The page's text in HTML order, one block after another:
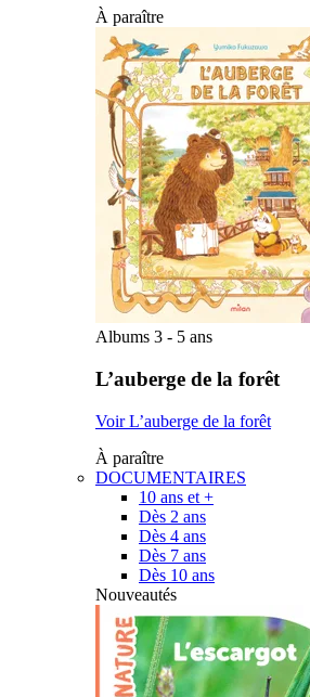
À paraître
Albums 3 - 5 ans
L’auberge de la forêt
Voir L’auberge de la forêt
À paraître
DOCUMENTAIRES
10 ans et +
Dès 2 ans
Dès 4 ans
Dès 7 ans
Dès 10 ans
Nouveautés